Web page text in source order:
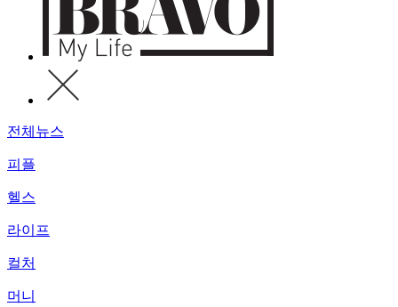
전체뉴스
피플
헬스
라이프
컬처
머니